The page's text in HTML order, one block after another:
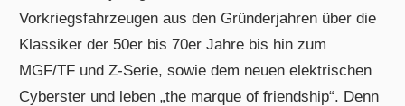
Vorkriegsfahrzeugen aus den Gründerjahren über die
Klassiker der 50er bis 70er Jahre bis hin zum
MGF/TF und Z-Serie, sowie dem neuen elektrischen
Cyberster und leben „the marque of friendship“. Denn